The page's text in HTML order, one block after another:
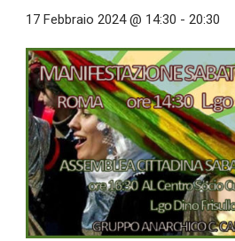
17 Febbraio 2024 @ 14:30 -20:30